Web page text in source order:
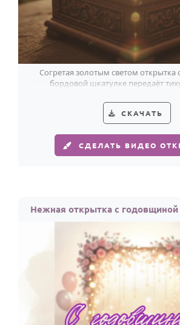
Согретая золотым светом открытка
бордовой шкатулке передаёт
СКАЧАТЬ
СДЕЛАТЬ ВИДЕО
Нежная открытка с